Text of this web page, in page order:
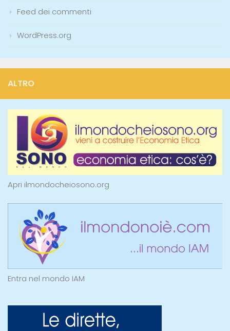
Feed dei commenti
WordPress.org
ALTRO
Apri ilmondocheiosono.org
Entra nel mondo IAM